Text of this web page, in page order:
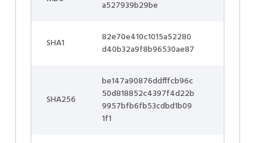
a527939b29be
SHA1
82e70e410c1015a52280
d40b32a9f8b96530ae87
SHA256
be147a90876ddfffcb96c
50d818852c4397f4d22b
9957bfb6fb53cdbd1b09
1f1